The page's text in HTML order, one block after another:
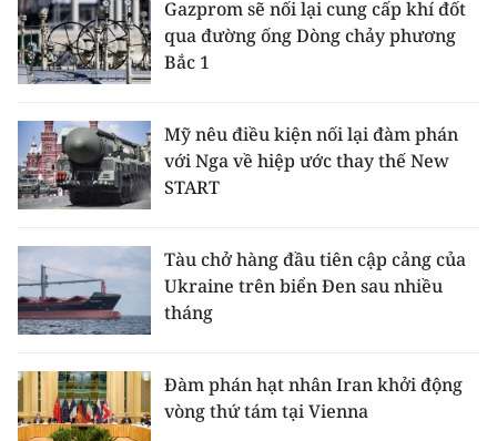
KIỂM CHỨNG THÔNG TIN
54 DÂN TỘC VIỆT NAM
CHƯƠNG TRÌNH OCOP - MỖI XÃ
MỘT SẢN PHẨM
RADIO
MEDIA CENTER
E-Magazine
Gazprom sẽ nối lại cung cấp khí đốt
qua đường ống Dòng chảy phương
Bắc 1
Mỹ nêu điều kiện nối lại đàm phán
với Nga về hiệp ước thay thế New
START
Tàu chở hàng đầu tiên cập cảng của
Ukraine trên biển Đen sau nhiều
tháng
Đàm phán hạt nhân Iran khởi động
vòng thứ tám tại Vienna